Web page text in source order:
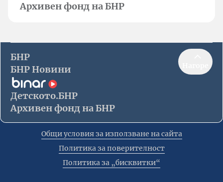
Архивен фонд на БНР
БНР
БНР Новини
Детското.БНР
Архивен фонд на БНР
Общи условия за използване на сайта
Политика за поверителност
Политика за „бисквитки“